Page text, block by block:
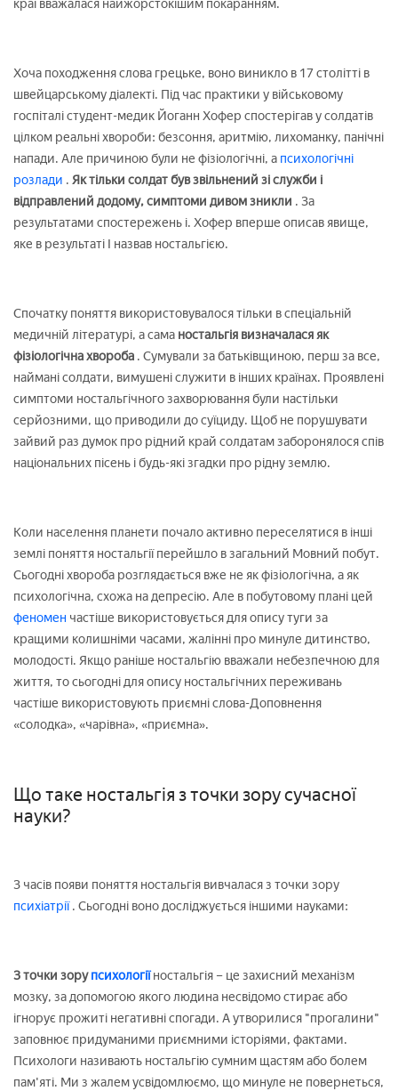
краї вважалася найжорстокішим покаранням.
Хоча походження слова грецьке, воно виникло в 17 столітті в
швейцарському діалекті. Під час практики у військовому
госпіталі студент-медик Йоганн Хофер спостерігав у солдатів
цілком реальні хвороби: безсоння, аритмію, лихоманку, панічні
напади. Але причиною були не фізіологічні, а психологічні
розлади . Як тільки солдат був звільнений зі служби і
відправлений додому, симптоми дивом зникли . За
результатами спостережень і. Хофер вперше описав явище,
яке в результаті І назвав ностальгією.
Спочатку поняття використовувалося тільки в спеціальній
медичній літературі, а сама ностальгія визначалася як
фізіологічна хвороба . Сумували за батьківщиною, перш за все,
наймані солдати, вимушені служити в інших країнах. Проявлені
симптоми ностальгічного захворювання були настільки
серйозними, що приводили до суїциду. Щоб не порушувати
зайвий раз думок про рідний край солдатам заборонялося спів
національних пісень і будь-які згадки про рідну землю.
Коли населення планети почало активно переселятися в інші
землі поняття ностальгії перейшло в загальний Мовний побут.
Сьогодні хвороба розглядається вже не як фізіологічна, а як
психологічна, схожа на депресію. Але в побутовому плані цей
феномен частіше використовується для опису туги за
кращими колишніми часами, жалінні про минуле дитинство,
молодості. Якщо раніше ностальгію вважали небезпечною для
життя, то сьогодні для опису ностальгічних переживань
частіше використовують приємні слова-Доповнення
«солодка», «чарівна», «приємна».
Що таке ностальгія з точки зору сучасної
науки?
З часів появи поняття ностальгія вивчалася з точки зору
психіатрії. Сьогодні воно досліджується іншими науками:
З точки зорупсихологіїностальгія – це захисний механізм
мозку, за допомогою якого людина несвідомо стирає або
ігнорує прожиті негативні спогади. А утворилися "прогалини"
заповнює придуманими приємними історіями, фактами.
Психологи називають ностальгію сумним щастям або болем
пам'яті. Ми з жалем усвідомлюємо, що минуле не повернеться,